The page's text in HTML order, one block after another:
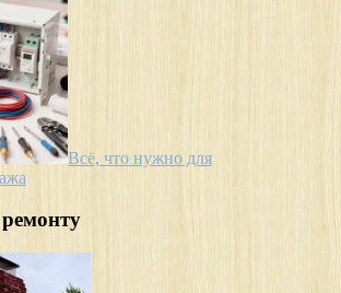
Всё, что нужно для